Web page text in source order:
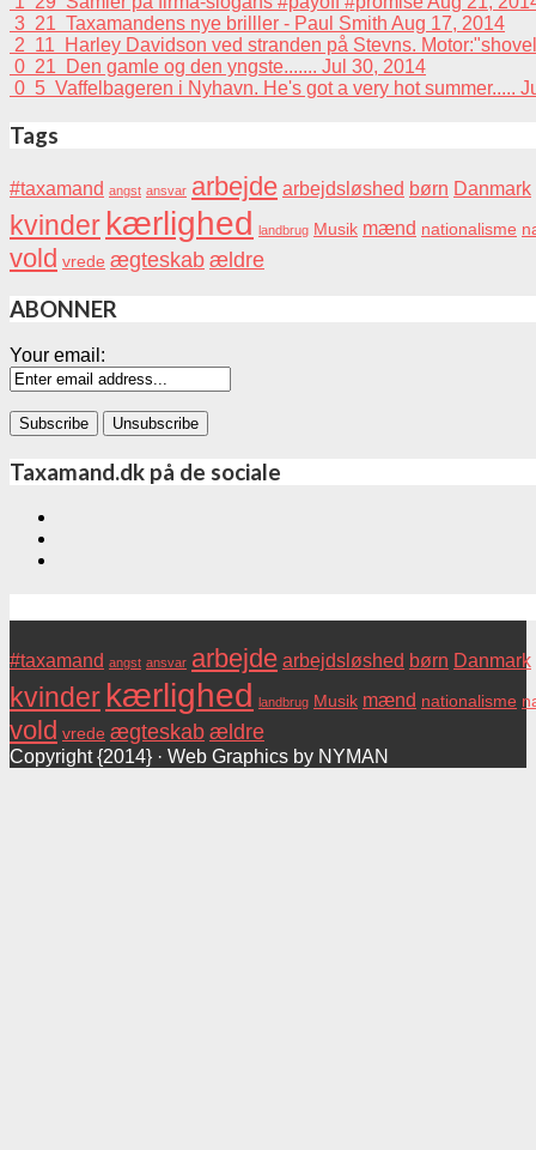
3 21 Taxamandens nye brilller - Paul Smith Aug 17, 2014
2 11
Harley Davidson ved stranden på Stevns.
0 21 Den gamle og den yngste....... Jul 30, 2014
0 5 Vaffelbageren i Nyhavn. He's got a very hot summer.....
Tags
#taxamand angst ansvar arbejde arbejdsløshed børn Danmark
kvinder kærlighed landbrug Musik mænd nationalisme
vold vrede ægteskabældre
ABONNER
Your email:
Taxamand.dk på de sociale
#taxamand angst ansvar arbejde arbejdsløshed børn Danmark
kvinder kærlighed landbrug Musik mænd nationalisme
vold vrede ægteskabældre
Copyright {2014} · Web Graphics by NYMAN